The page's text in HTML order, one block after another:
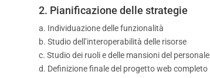
2. Pianificazione delle strategie
a. Individuazione delle funzionalità
b. Studio dell’interoperabilità delle risorse
c. Studio dei ruoli e delle mansioni del personale
d. Definizione finale del progetto web completo